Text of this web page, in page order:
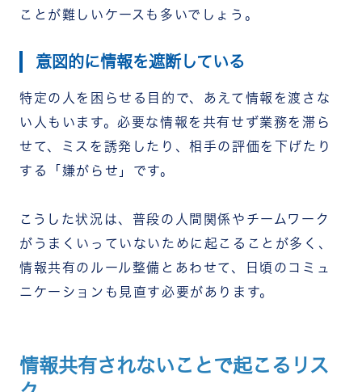
ことが難しいケースも多いでしょう。
意図的に情報を遮断している
特定の人を困らせる目的で、あえて情報を渡さな
い人もいます。必要な情報を共有せず業務を滞ら
せて、ミスを誘発したり、相手の評価を下げたり
する「嫌がらせ」です。
こうした状況は、普段の人間関係やチームワーク
がうまくいっていないために起こることが多く、
情報共有のルール整備とあわせて、日頃のコミュ
ニケーションも見直す必要があります。
情報共有されないことで起こるリス